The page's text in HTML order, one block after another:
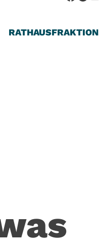
RATHAUSFRAKTION